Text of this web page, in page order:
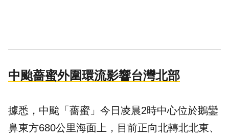
中颱薔蜜外圍環流影響台灣北部
據悉，中颱「薔蜜」今日凌晨2時中心位於鵝鑾
鼻東方680公里海面上，目前正向北轉北北東、